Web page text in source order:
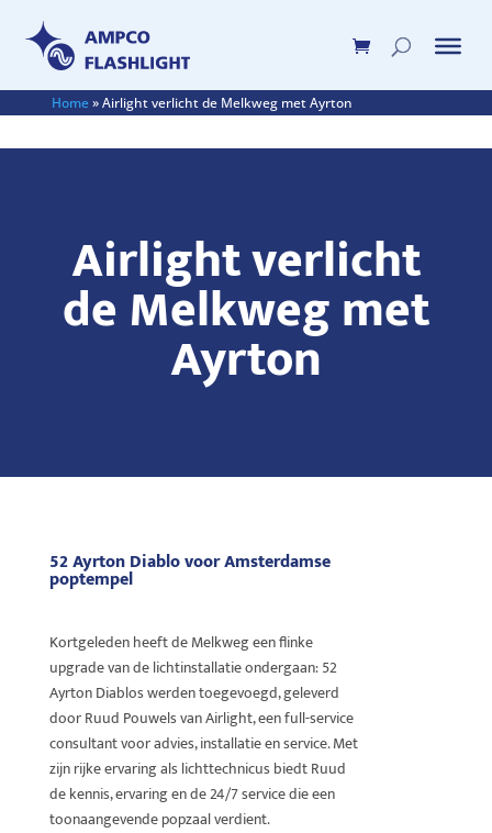
Home»Airlight verlicht de Melkweg met Ayrton
Airlight verlicht
de Melkweg met
Ayrton
52 Ayrton Diablo voor Amsterdamse
poptempel
Kortgeleden heeft de Melkweg een flinke
upgrade van de lichtinstallatie ondergaan: 52
Ayrton Diablos werden toegevoegd, geleverd
door Ruud Pouwels van Airlight, een full-service
consultant voor advies, installatie en service. Met
zijn rijke ervaring als lichttechnicus biedt Ruud
de kennis, ervaring en de 24/7 service die een
toonaangevende popzaal verdient.